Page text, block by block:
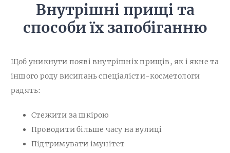
Внутрішні прищі та
способи їх запобіганню
Щоб уникнути появі внутрішніх прищів, як і якне та
іншого роду висипань спеціалісти-косметологи
радять:
Стежити за шкірою
Проводити більше часу на вулиці
Підтримувати імунітет